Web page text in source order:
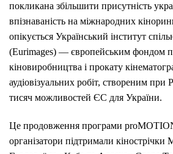
покликана збільшити присутність
впізнаваність на міжнародних
опікується Український інститут
(Eurimages) — європейським фондом
кіновиробництва і прокату
аудіовізуальних робіт, створеним
тисяч можливостей ЄС для України.
Це продовження програми
організатори підтримали